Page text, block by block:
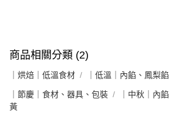
商品相關分類 (2)
｜烘焙｜低溫食材 ｜低溫｜內餡、鳳梨
｜節慶｜食材、器具、包裝
｜中秋｜內
黃